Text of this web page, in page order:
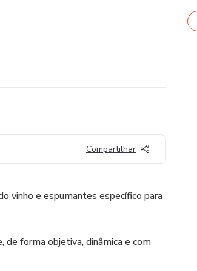
Compartilhar
vinho e espumantes específico para
de forma objetiva, dinâmica e com